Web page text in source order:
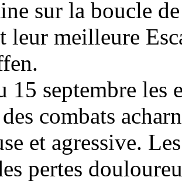
sur la boucle
leur meilleure
15 septembre les
combats
et agressive.
pertes